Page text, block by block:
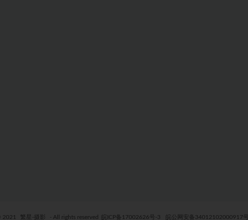
2021 繁星-摄影 - All rights reserved 皖ICP备17002626号-3 皖公网安备34012102000917号